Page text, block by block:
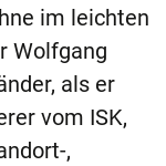
im leichten
Wolfgang
als er
vom ISK,
,